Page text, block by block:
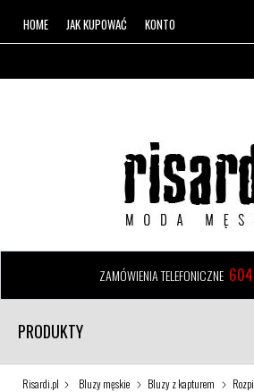
HOME JAK KUPOWAĆ KONTO
ZAMÓWIENIA TELEFONICZNE
PRODUKTY
Risardi.pl Bluzy męskie Bluzy z kapturem